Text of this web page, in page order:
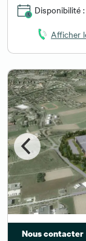
Disponibilité
Afficher
Nous contacter